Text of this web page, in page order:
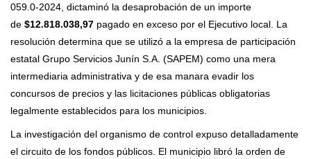
059.0-2024, dictaminó la desaprobación de un importe
de $12.818.038,97 pagado en exceso por el Ejecutivo local. La
resolución determina que se utilizó a la empresa de participación
estatal Grupo Servicios Junín S.A. (SAPEM) como una mera
intermediaria administrativa y de esa manara evadir los
concursos de precios y las licitaciones públicas obligatorias
legalmente establecidos para los municipios.
La investigación del organismo de control expuso detalladamente
el circuito de los fondos públicos. El municipio libró la orden de